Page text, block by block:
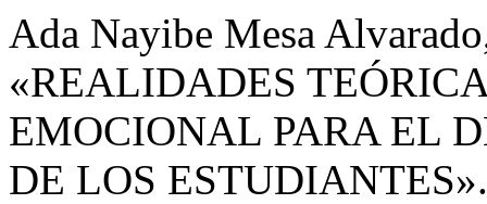
Ada Nayibe Mesa
«REALIDADES
EMOCIONAL PARA EL
DE LOS